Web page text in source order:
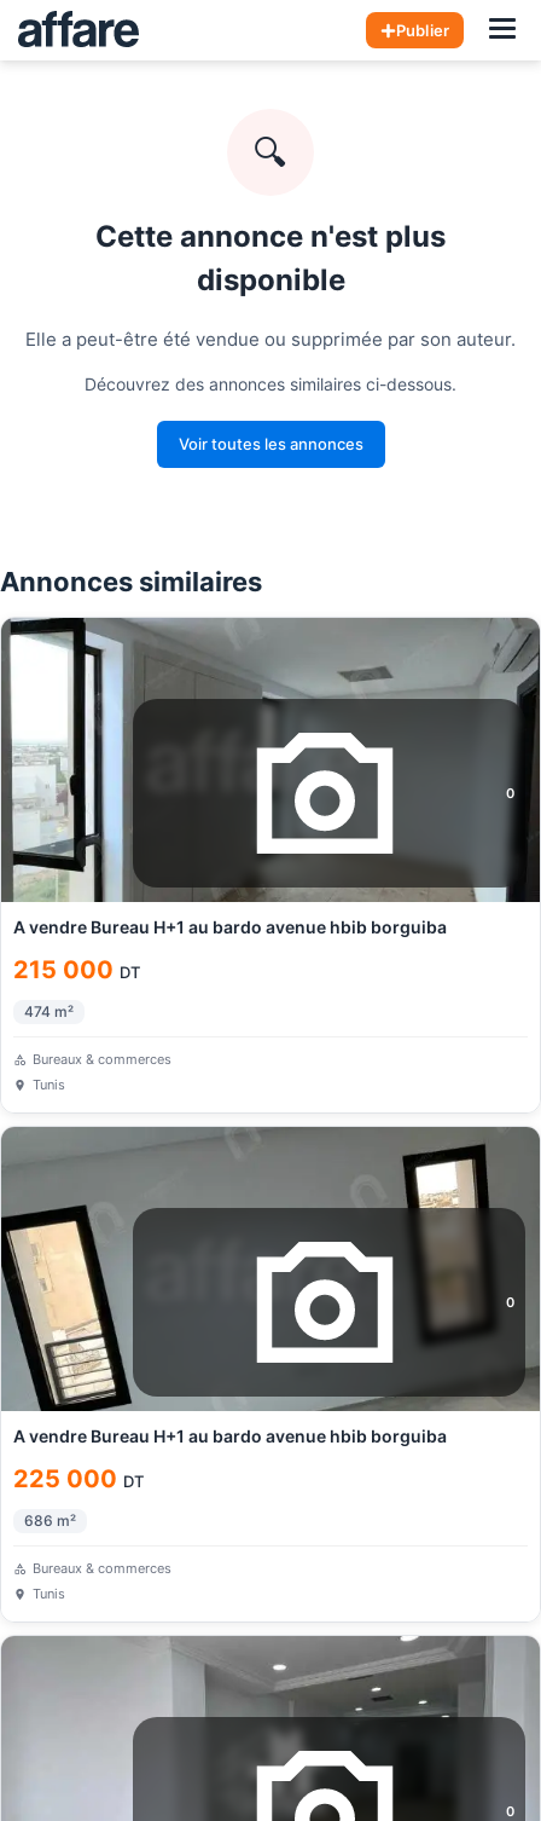
Publier
🔍
Cette annonce n'est plus
disponible
Elle a peut-être été vendue ou supprimée par son auteur.
Découvrez des annonces similaires ci-dessous.
Voir toutes les annonces
Annonces similaires
0
A vendre Bureau H+1 au bardo avenue hbib borguiba
215 000 DT
474 m²
Bureaux & commerces
Tunis
0
A vendre Bureau H+1 au bardo avenue hbib borguiba
225 000 DT
686 m²
Bureaux & commerces
Tunis
0